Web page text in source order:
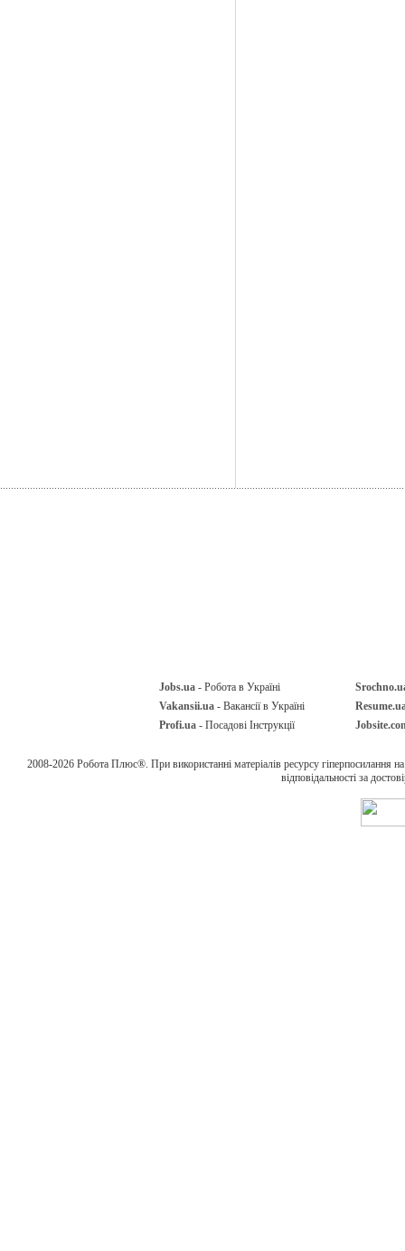
Jobs.ua - Робота в Україні
Vakansii.ua - Вакансії в Україні
Profi.ua - Посадові Інструкції
2008-2026 Робота Плюс®. При використанні матеріалів ресурсу гіперпосилання
відповідальності за